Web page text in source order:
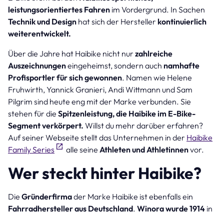
leistungsorientiertes Fahren im Vordergrund. In Sachen
Technik und Design hat sich der Hersteller kontinuierlich
weiterentwickelt.
Über die Jahre hat Haibike nicht nur zahlreiche
Auszeichnungeneingeheimst, sondern auch namhafte
Profisportler für sich gewonnen. Namen wie Helene
Fruhwirth, Yannick Granieri, Andi Wittmann und Sam
Pilgrim sind heute eng mit der Marke verbunden. Sie
stehen für die Spitzenleistung, die Haibike im E-Bike-
Segment verkörpert. Willst du mehr darüber erfahren?
Auf seiner Webseite stellt das Unternehmen in der Haibike
Family Series
alle seine Athleten und Athletinnenvor.
Wer steckt hinter Haibike?
Die Gründerfirmader Marke Haibike ist ebenfalls ein
Fahrradhersteller aus Deutschland. Winora wurde 1914 in